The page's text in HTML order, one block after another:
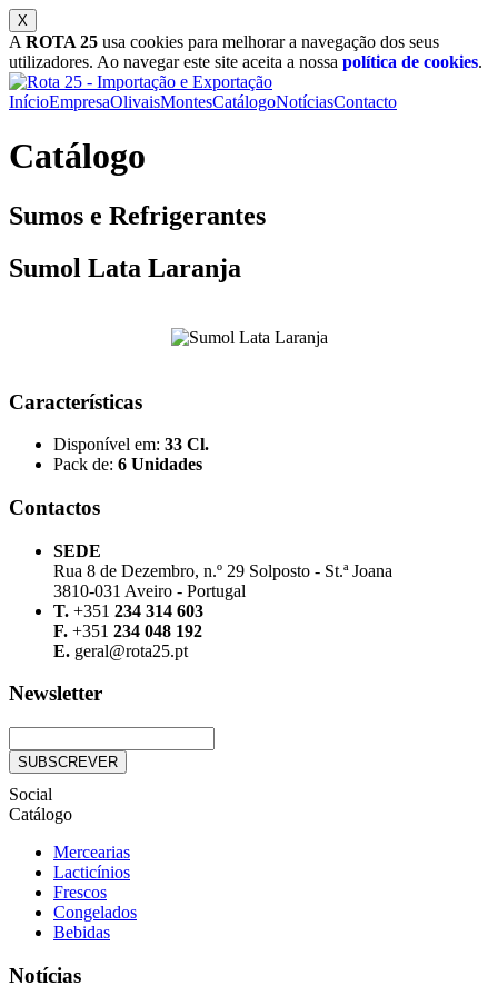
A ROTA 25 usa cookies para melhorar a navegação dos seus
utilizadores. Ao navegar este site aceita a nossa política de cookies.
InícioEmpresaOlivaisMontesCatálogoNotíciasContacto
Catálogo
Sumos e Refrigerantes
Sumol Lata Laranja
Características
Disponível em: 33 Cl.
Pack de: 6 Unidades
Contactos
SEDE
Rua 8 de Dezembro, n.º 29 Solposto - St.ª Joana
3810-031 Aveiro - Portugal
T. +351 234 314 603
F. +351 234 048 192
E. geral@rota25.pt
Newsletter
Social
Catálogo
Mercearias
Lacticínios
Frescos
Congelados
Bebidas
Notícias